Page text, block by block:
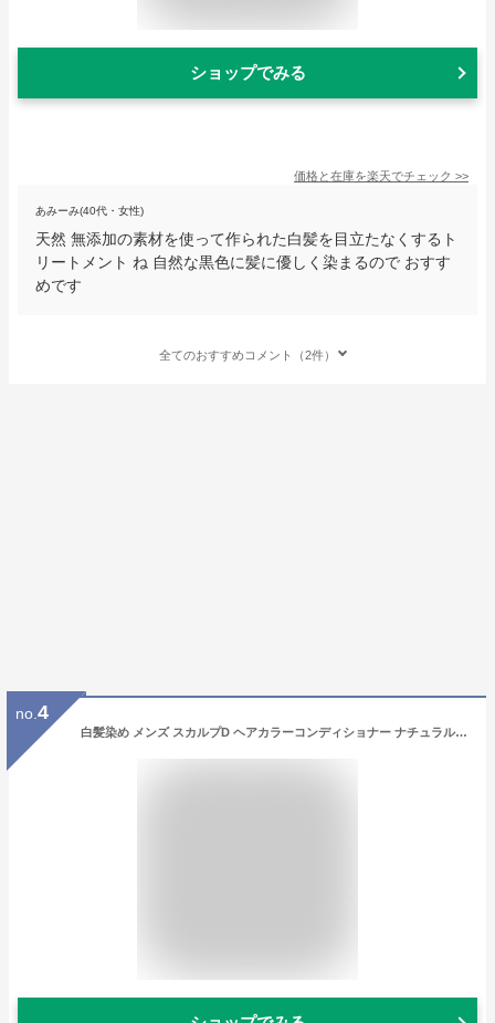
ショップでみる
価格と在庫を楽天でチェック >>
あみーみ(40代・女性)
天然 無添加の素材を使って作られた白髪を目立たなくするト
リートメント ね 自然な黒色に髪に優しく染まるので おすす
めです
全てのおすすめコメント（2件）
no. 4
白髪染め メンズ スカルプD ヘアカラーコンディショナー ナチュラルブラック 3本セット 男性用 アンファー ANGFA